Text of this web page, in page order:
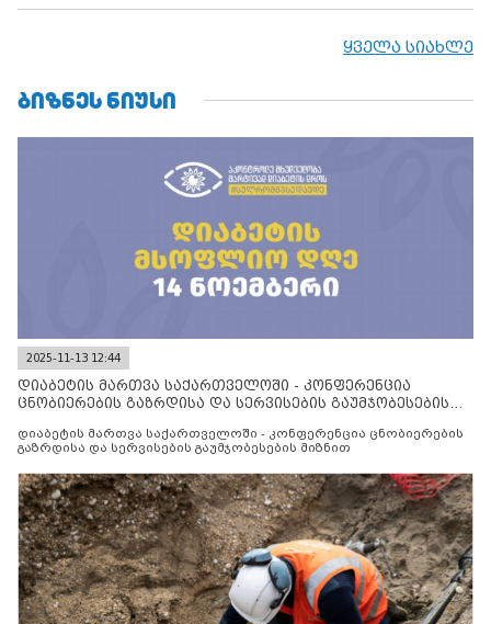
ყველა სიახლე
ᲑᲘᲖᲜᲔᲡ ᲜᲘᲣᲡᲘ
2025-11-13 12:44
დიაბეტის მართვა საქართველოში - კონფერენცია
ცნობიერების გაზრდისა და სერვისების გაუმჯობესების
დიაბეტის მართვა საქართველოში - კონფერენცია ცნობიერების
გაზრდისა და სერვისების გაუმჯობესების მიზნით